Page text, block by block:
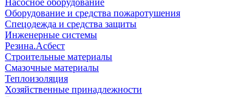
Насосное оборудование
Оборудование и средства пожаротушения
Спецодежда и средства защиты
Инженерные системы
Резина.Асбест
Строительные материалы
Смазочные материалы
Теплоизоляция
Хозяйственные принадлежности